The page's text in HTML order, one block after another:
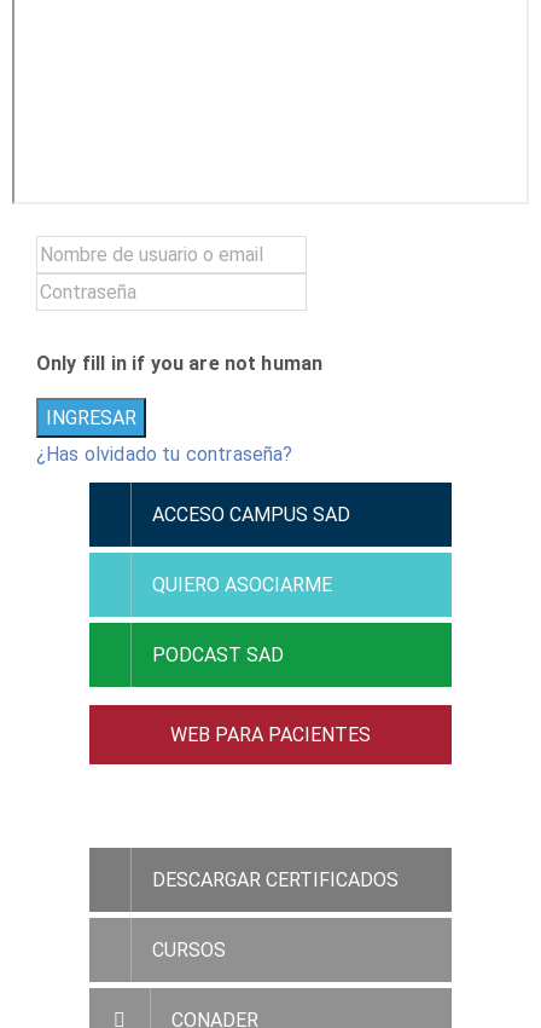
Only fill in if you are not human
¿Has olvidado tu contraseña?
ACCESO CAMPUS SAD
QUIERO ASOCIARME
PODCAST SAD
WEB PARA PACIENTES
DESCARGAR CERTIFICADOS
CURSOS
CONADER